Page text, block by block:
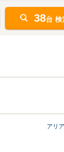
38台 検
アリ